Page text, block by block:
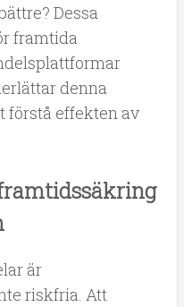
Dessa
framtida
denna
förstå effekten av
är
riskfria. Att